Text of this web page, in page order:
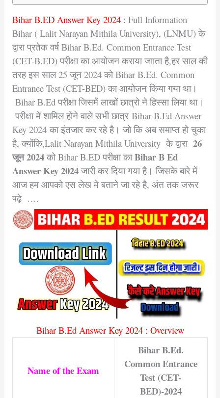
Bihar B.ED Answer Key 2024 : Full Information
Bihar ( Lalit Narayan Mithila University), (LNMU) के
द्वारा प्रतेक वर्ष Bihar B.Ed. Common Entrance Test
(CET-B.ED) परीक्षा का आयोजन कराया जााता है,हर साल की
तरह इस साल 25 जून 2024 को Bihar B.Ed. Common
Entrance Test (CET-BED) का आयोजन किया गया था।
Bihar B.Ed परीक्षा जिसमें लाखों छात्रो ने हिस्सा लिया था।
परीक्षा में शामिल होने वाले सभी छात्र Bihar B.Ed Answer
Key 2024 का इंतजार कर रहे है। जो कि अब समाप्त हो चुका
है, क्योंकि,Lalit Narayan Mithila Universityके द्वारा 26
जून 2024को Bihar B.ED परीक्षा काBihar B Ed
Answer Key 2024जारी कर दिया गया है। जिसके बारे में
आज हम आपको एस लेख मे बताने जा रहे है, अंत तक जरूर
पढ़े ….
Bihar B.Ed Answer Key 2024 : Overview
Name of the Exam
Bihar B.Ed.
Common Entrance
Test (CET-
BED)-2024